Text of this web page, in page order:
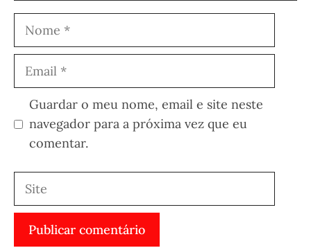
Nome
Email
Guardar o meu nome, email e site neste
navegador para a próxima vez que eu
comentar.
Site